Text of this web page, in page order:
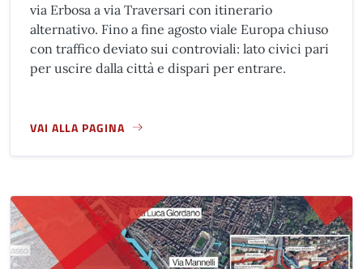
via Erbosa a via Traversari con itinerario
alternativo. Fino a fine agosto viale Europa chiuso
con traffico deviato sui controviali: lato civici pari
per uscire dalla città e dispari per entrare.
VAI ALLA PAGINA
A PROPOSITO DI LINEA 3 TRAMVIA, LIBERTÀ - BAGNO A